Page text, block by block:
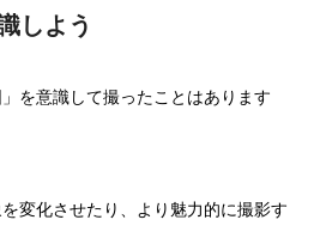
しよう
を意識して撮ったことはあります
変化させたり、より魅力的に撮影す